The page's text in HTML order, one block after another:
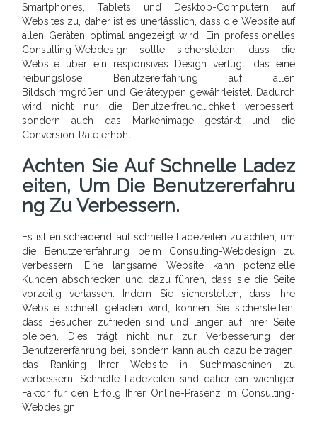
Smartphones, Tablets und Desktop-Computern auf
Websites zu, daher ist es unerlässlich, dass die Website auf
allen Geräten optimal angezeigt wird. Ein professionelles
Consulting-Webdesign sollte sicherstellen, dass die
Website über ein responsives Design verfügt, das eine
reibungslose Benutzererfahrung auf allen
Bildschirmgrößen und Gerätetypen gewährleistet. Dadurch
wird nicht nur die Benutzerfreundlichkeit verbessert,
sondern auch das Markenimage gestärkt und die
Conversion-Rate erhöht.
Achten Sie Auf Schnelle Ladez
Eiten, Um Die Benutzererfahru
Ng Zu Verbessern.
Es ist entscheidend, auf schnelle Ladezeiten zu achten, um
die Benutzererfahrung beim Consulting-Webdesign zu
verbessern. Eine langsame Website kann potenzielle
Kunden abschrecken und dazu führen, dass sie die Seite
vorzeitig verlassen. Indem Sie sicherstellen, dass Ihre
Website schnell geladen wird, können Sie sicherstellen,
dass Besucher zufrieden sind und länger auf Ihrer Seite
bleiben. Dies trägt nicht nur zur Verbesserung der
Benutzererfahrung bei, sondern kann auch dazu beitragen,
das Ranking Ihrer Website in Suchmaschinen zu
verbessern. Schnelle Ladezeiten sind daher ein wichtiger
Faktor für den Erfolg Ihrer Online-Präsenz im Consulting-
Webdesign.